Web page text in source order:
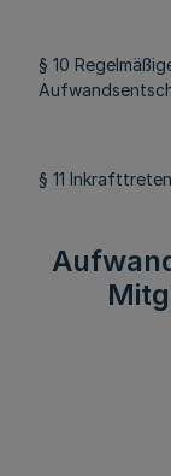
§ 10
§ 11